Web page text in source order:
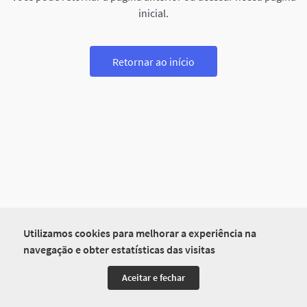
Utilizamos cookies para melhorar a experiência na
navegação e obter estatísticas das visitas
Aceitar e fechar
inicial.
Retornar ao início